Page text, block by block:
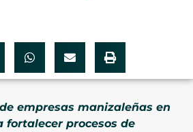
empresas manizaleñas en
fortalecer procesos de